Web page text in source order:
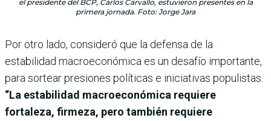
el presidente del BCP, Carlos Carvallo, estuvieron presentes en la
primera jornada. Foto: Jorge Jara
Por otro lado, consideró que la defensa de la
estabilidad macroeconómica es un desafío importante,
para sortear presiones políticas e iniciativas populistas.
“La estabilidad macroeconómica requiere
fortaleza, firmeza, pero también requiere